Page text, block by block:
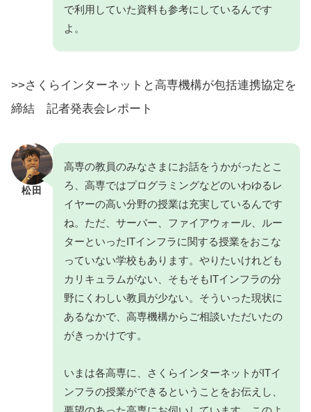
で利用していた資料も参考にしているんです
よ。
>>さくらインターネットと高専機構が包括連携協定を
締結 記者発表会レポート
松田
高専の教員のみなさまにお話をうかがったとこ
ろ、高専ではプログラミングなどのいわゆるレ
イヤーの高い分野の授業は充実しているんです
ね。ただ、サーバー、ファイアウォール、ルー
ターといったITインフラに関する授業をおこな
っていない学校もあります。やりたいけれども
カリキュラムがない、そもそもITインフラの分
野にくわしい教員が少ない。そういった現状に
あるなかで、高専機構からご相談いただいたの
がきっかけです。
いまは各高専に、さくらインターネットがITイ
ンフラの授業ができるということをお伝えし、